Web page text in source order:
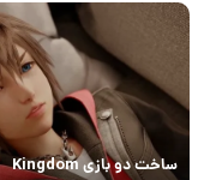
ساخت دو بازی Kingdom